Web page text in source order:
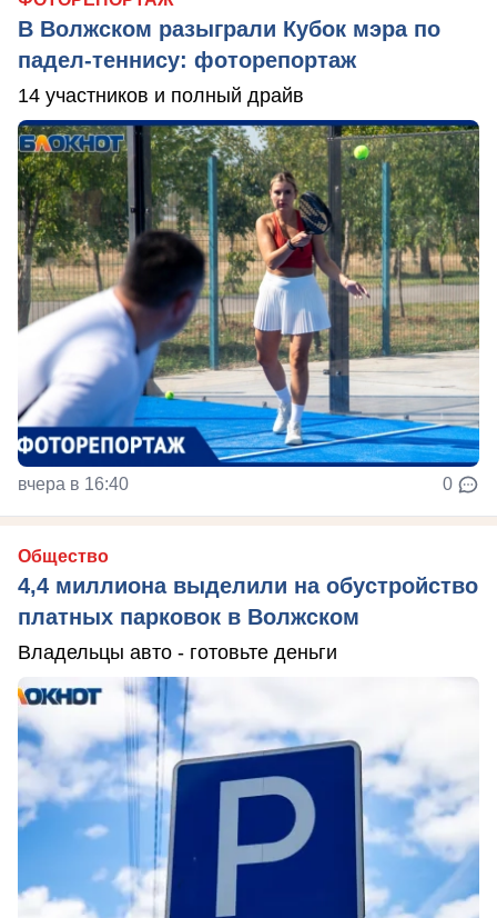
В Волжском разыграли Кубок мэра по
падел-теннису: фоторепортаж
14 участников и полный драйв
вчера в 16:40 0
Общество
4,4 миллиона выделили на обустройство
платных парковок в Волжском
Владельцы авто - готовьте деньги